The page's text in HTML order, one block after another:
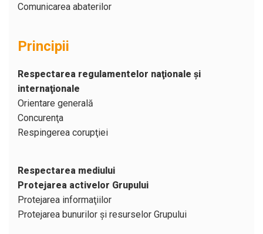
Comunicarea abaterilor
Principii
Respectarea regulamentelor naţionale şi
internaţionale
Orientare generală
Concurenţa
Respingerea corupţiei
Respectarea mediului
Protejarea activelor Grupului
Protejarea informaţiilor
Protejarea bunurilor şi resurselor Grupului